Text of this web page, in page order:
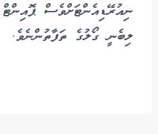
ނިއުރޭޑިއެންޓަށްވެސް
ލިބެނީ ގޯލުގެ ތަފާތުންނެވެ.